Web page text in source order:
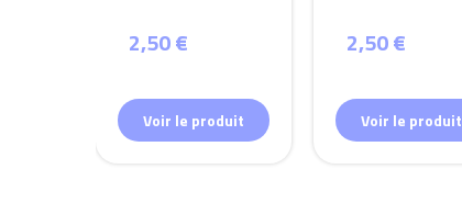
2,50 €
Voir le produit
2,50 €
Voir le produit